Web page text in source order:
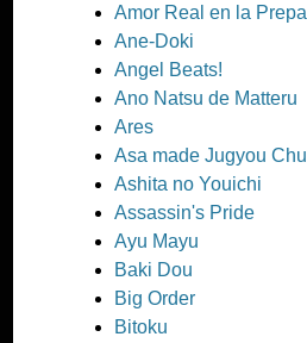
Amor Real en la
Ane-Doki
Angel Beats!
Ano Natsu de Matteru
Ares
Asa made Jugyou Chu
Ashita no Youichi
Assassin's Pride
Ayu Mayu
Baki Dou
Big Order
Bitoku